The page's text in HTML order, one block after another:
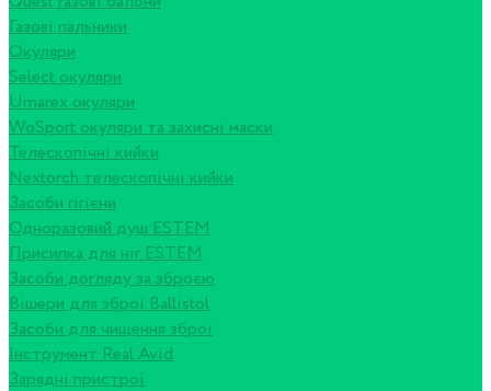
Газові пальники
Окуляри
Select окуляри
Umarex окуляри
WoSport окуляри та захисні маски
Телескопічні кийки
Nextorch телескопічні кийки
Засоби гігієни
Одноразовий душ ESTEM
Присипка для ніг ESTEM
Засоби догляду за зброєю
Вішери для зброї Ballistol
Засоби для чищення зброї
Інструмент Real Avid
Зарядні пристрої